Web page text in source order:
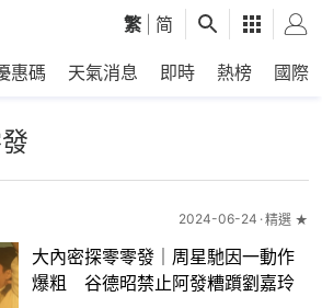
繁 简
惠碼 天氣消息 即時 熱榜 國際
2024-06-24 精選 ★
大內密探零零發｜周星馳因一動作
爆粗 谷德昭禁止阿發糟躓劉嘉玲